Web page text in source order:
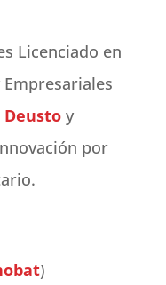
Licenciado en
Empresariales
y
por
)